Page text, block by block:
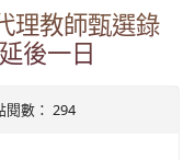
理教師甄選錄
後一日
閱數： 294